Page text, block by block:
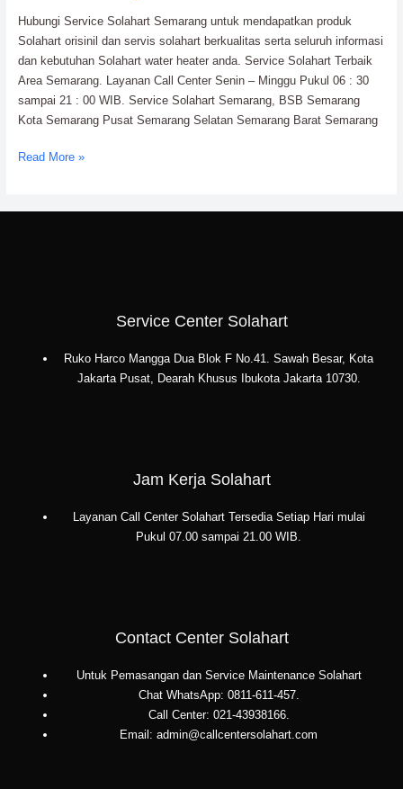
Hubungi Service Solahart Semarang untuk mendapatkan produk
Solahart orisinil dan servis solahart berkualitas serta seluruh informasi
dan kebutuhan Solahart water heater anda. Service Solahart Terbaik
Area Semarang. Layanan Call Center Senin – Minggu Pukul 06 : 30
sampai 21 : 00 WIB. Service Solahart Semarang, BSB Semarang
Kota Semarang Pusat Semarang Selatan Semarang Barat Semarang
Read More »
Service Center Solahart
Ruko Harco Mangga Dua Blok F No.41. Sawah Besar, Kota
Jakarta Pusat, Dearah Khusus Ibukota Jakarta 10730.
Jam Kerja Solahart
Layanan Call Center Solahart Tersedia Setiap Hari mulai
Pukul 07.00 sampai 21.00 WIB.
Contact Center Solahart
Untuk Pemasangan dan Service Maintenance Solahart
Chat WhatsApp: 0811-611-457.
Call Center: 021-43938166.
Email: admin@callcentersolahart.com